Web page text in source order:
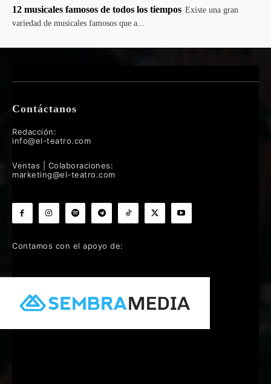
12 musicales famosos de todos los tiempos Existe una gran
variedad de musicales famosos que a...
Contáctanos
Redacción:
info@el-teatro.com
Ventas | Colaboraciones:
marketing@el-teatro.com
Contamos con el apoyo de: